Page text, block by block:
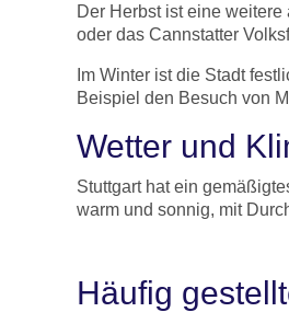
Der Herbst ist eine
oder das Cannstatter
Im Winter ist die Stadt
Beispiel den Besuch von
Wetter und
Stuttgart hat ein
warm und sonnig, mit
Häufig